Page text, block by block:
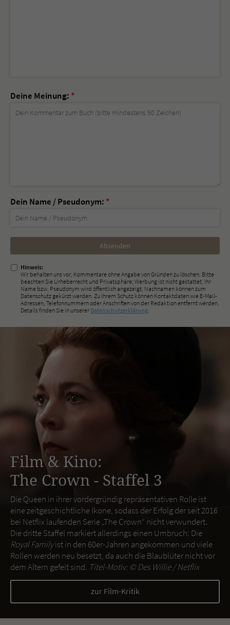
Deine Meinung: *
Dein Name / Pseudonym: *
Nicht
ausfüllen!
Hinweis:
Wir behalten uns vor, Kommentare ohne Angabe von Gründen zu löschen. Bitte
beachten Sie Urheberrecht und Privatsphäre; Werbung ist nicht gestattet. Ihr
Name bzw. Pseudonym wird öffentlich angezeigt; Nachnamen können zum
Datenschutz gekürzt werden. Zu Ihrem Schutz können Kontaktdaten wie E-Mail-
Adressen, Telefonnummern oder Anschriften von der Redaktion entfernt werden.
Details finden Sie in unserer Datenschutzerklärung.
Film & Kino:
The Crown - Staffel 3
Die Queen in ihrer vordergründig repräsentativen Rolle ist
eine zeitgeschichtliche Ikone, sodass der Erfolg der seit 2016
bei Netflix laufenden Serie „The Crown“ nicht verwundert.
Die dritte Staffel markiert allerdings einen Umbruch: Die
Royal Familyist in den 60er-Jahren angekommen und viele
Rollen werden neu besetzt, da auch die Blaublüter nicht vor
dem Altern gefeit sind. Titel-Motiv: ©Des Willie / Netflix
zur Film-Kritik